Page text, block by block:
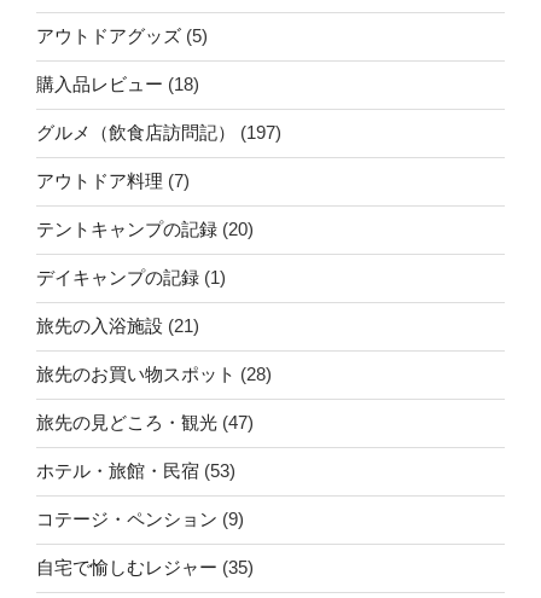
アウトドアグッズ (5)
購入品レビュー (18)
グルメ（飲食店訪問記） (197)
アウトドア料理 (7)
テントキャンプの記録 (20)
デイキャンプの記録 (1)
旅先の入浴施設 (21)
旅先のお買い物スポット (28)
旅先の見どころ・観光 (47)
ホテル・旅館・民宿 (53)
コテージ・ペンション (9)
自宅で愉しむレジャー (35)